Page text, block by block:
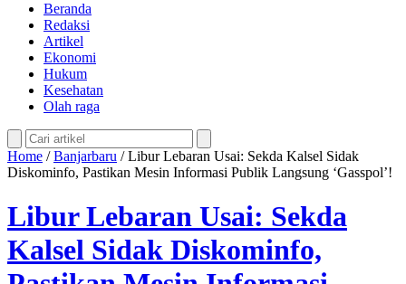
Beranda
Redaksi
Artikel
Ekonomi
Hukum
Kesehatan
Olah raga
Home /Banjarbaru /Libur Lebaran Usai: Sekda Kalsel Sidak
Diskominfo, Pastikan Mesin Informasi Publik Langsung ‘Gasspol’!
Libur Lebaran Usai: Sekda
Kalsel Sidak Diskominfo,